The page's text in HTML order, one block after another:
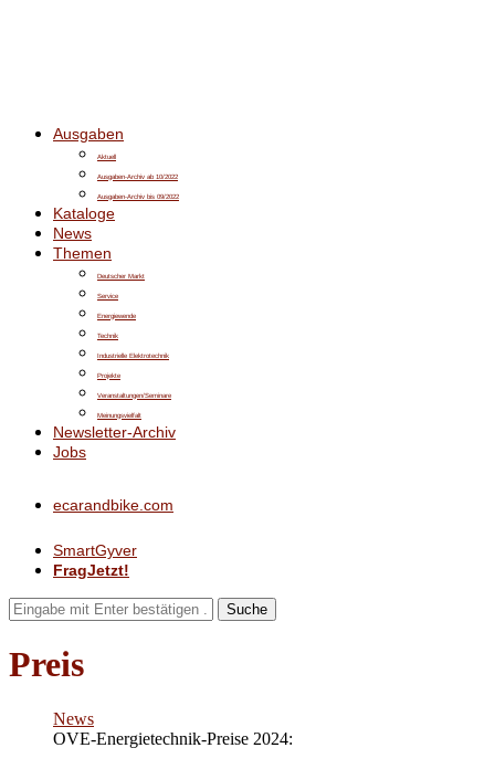
Ausgaben
Aktuell
Ausgaben-Archiv ab 10/2022
Ausgaben-Archiv bis 09/2022
Kataloge
News
Themen
Deutscher Markt
Service
Energiewende
Technik
Industrielle Elektrotechnik
Projekte
Veranstaltungen/Seminare
Meinungsvielfalt
Newsletter-Archiv
Jobs
ecarandbike.com
SmartGyver
FragJetzt!
Suche
Preis
News
OVE-Energietechnik-Preise 2024: